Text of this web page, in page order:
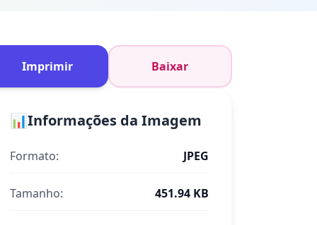
Imprimir Baixar
📊Informações da Imagem
Formato: JPEG
Tamanho: 451.94 KB